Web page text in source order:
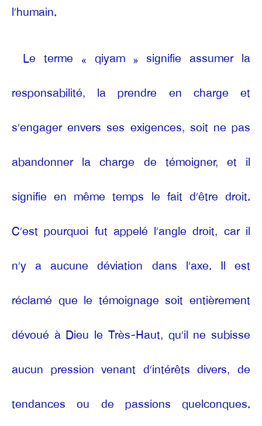
l’humain.
Le terme « qiyam » signifie assumer la
responsabilité, la prendre en charge et
s’engager envers ses exigences, soit ne pas
abandonner la charge de témoigner, et il
signifie en même temps le fait d’être droit.
C’est pourquoi fut appelé l’angle droit, car il
n’y a aucune déviation dans l’axe. Il est
réclamé que le témoignage soit entièrement
dévoué à Dieu le Très-Haut, qu’il ne subisse
aucun pression venant d’intérêts divers, de
tendances ou de passions quelconques.